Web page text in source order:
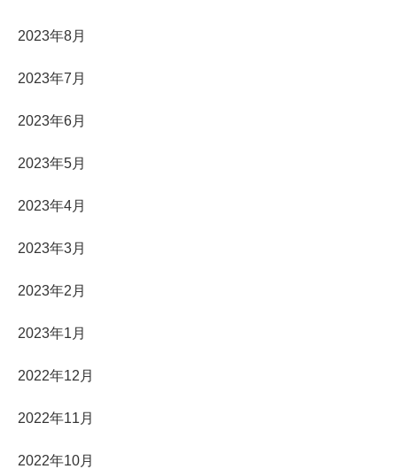
2023年8月
2023年7月
2023年6月
2023年5月
2023年4月
2023年3月
2023年2月
2023年1月
2022年12月
2022年11月
2022年10月